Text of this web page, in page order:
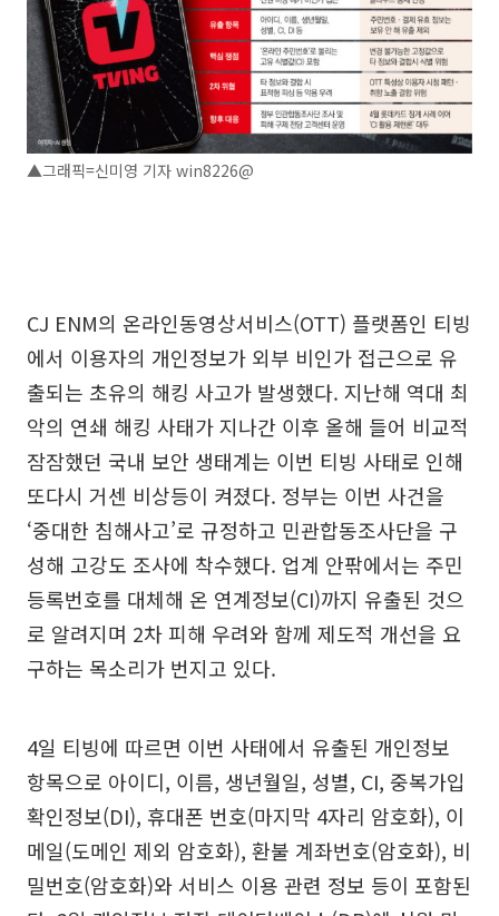
▲그래픽=신미영 기자 win8226@
CJ ENM의 온라인동영상서비스(OTT) 플랫폼인 티빙
에서 이용자의 개인정보가 외부 비인가 접근으로 유
출되는 초유의 해킹 사고가 발생했다. 지난해 역대 최
악의 연쇄 해킹 사태가 지나간 이후 올해 들어 비교적
잠잠했던 국내 보안 생태계는 이번 티빙 사태로 인해
또다시 거센 비상등이 켜졌다. 정부는 이번 사건을
‘중대한 침해사고’로 규정하고 민관합동조사단을 구
성해 고강도 조사에 착수했다. 업계 안팎에서는 주민
등록번호를 대체해 온 연계정보(CI)까지 유출된 것으
로 알려지며 2차 피해 우려와 함께 제도적 개선을 요
구하는 목소리가 번지고 있다.
4일 티빙에 따르면 이번 사태에서 유출된 개인정보
항목으로 아이디, 이름, 생년월일, 성별, CI, 중복가입
확인정보(DI), 휴대폰 번호(마지막 4자리 암호화), 이
메일(도메인 제외 암호화), 환불 계좌번호(암호화), 비
밀번호(암호화)와 서비스 이용 관련 정보 등이 포함된